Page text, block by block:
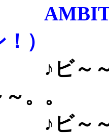
）
♪ビ～
。。
ンビ